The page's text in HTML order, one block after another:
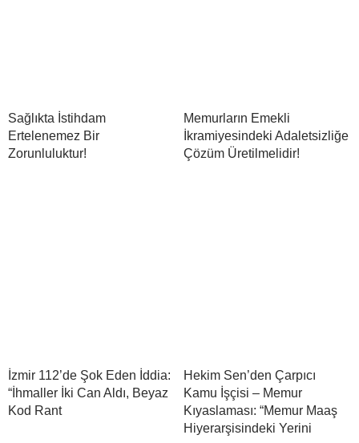
Sağlıkta İstihdam
Ertelenemez Bir
Zorunluluktur!
Memurların Emekli
İkramiyesindeki Adaletsizliğe
Çözüm Üretilmelidir!
İzmir 112’de Şok Eden İddia:
“İhmaller İki Can Aldı, Beyaz
Kod Rant
Hekim Sen’den Çarpıcı
Kamu İşçisi – Memur
Kıyaslaması: “Memur Maaş
Hiyerarşisindeki Yerini